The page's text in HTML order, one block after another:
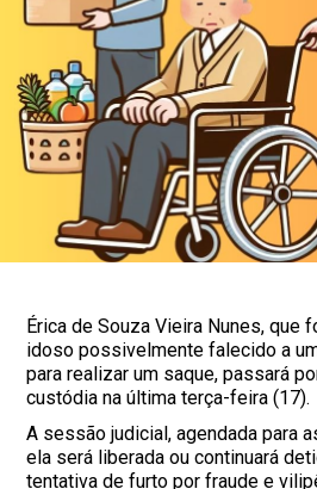
Érica de Souza Vieira Nunes, que
idoso possivelmente falecido a
para realizar um saque, passará
custódia na última terça-feira (17).
A sessão judicial, agendada para
ela será liberada ou continuará
tentativa de furto por fraude e